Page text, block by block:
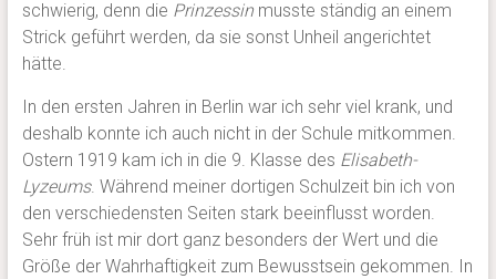
schwierig, denn die Prinzessinmusste ständig an einem
Strick geführt werden, da sie sonst Unheil angerichtet
hätte.
In den ersten Jahren in Berlin war ich sehr viel krank, und
deshalb konnte ich auch nicht in der Schule mitkommen.
Ostern 1919 kam ich in die 9. Klasse des Elisabeth-
Lyzeums. Während meiner dortigen Schulzeit bin ich von
den verschiedensten Seiten stark beeinflusst worden.
Sehr früh ist mir dort ganz besonders der Wert und die
Größe der Wahrhaftigkeit zum Bewusstsein gekommen. In